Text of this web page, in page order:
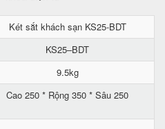
Két sắt khách sạn KS25-BDT
KS25–BDT
9.5kg
Cao 250 * Rộng 350 * Sâu 250